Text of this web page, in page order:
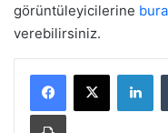
görüntüleyicilerine
verebilirsiniz.
Yazdır